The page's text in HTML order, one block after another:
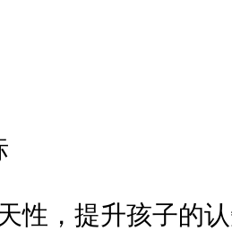
性，提升孩子的